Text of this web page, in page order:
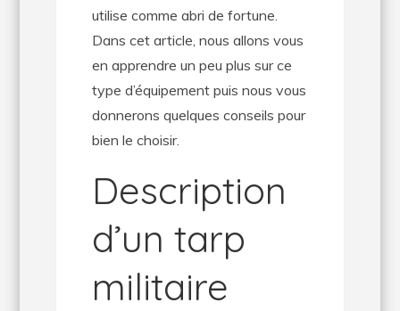
utilise comme abri de fortune.
Dans cet article, nous allons vous
en apprendre un peu plus sur ce
type d’équipement puis nous vous
donnerons quelques conseils pour
bien le choisir.
Description
d’un tarp
militaire